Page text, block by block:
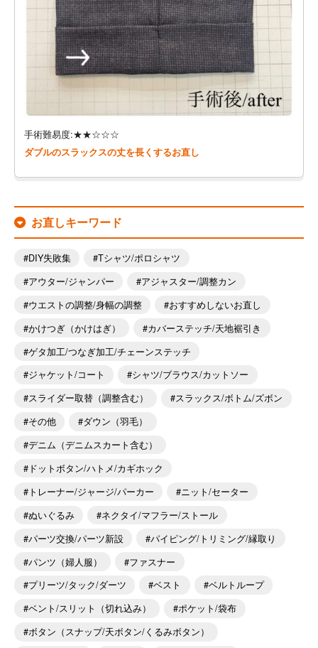
手術難易度:★★☆☆☆
ダブルのスラックスの丈を長くするお直し
お直しキーワード
DIY失敗集
Tシャツ/ポロシャツ
アウター/ジャンパー
アジャスター/調整カン
ウエストの調整/身幅の調整
おすすめしないお直し
かけつぎ（かけはぎ）
カバーステッチ/天地裾引き
ゲタ加工/つなぎ加工/チェーンステッチ
ジャケット/コート
シャツ/ブラウス/カットソー
スライダー取替（調整含む）
スラックス/ボトム/ズボン
その他
ダウン（羽毛）
デニム（デニムスカート含む）
ドットボタン/ハトメ/カギホック
トレーナー/ジャージ/パーカー
ニット/セーター
ぬいぐるみ
ネクタイ/マフラー/ストール
パーツ交換/パーツ新設
パイピング/トリミング/縁取り
パンツ（婦人服）
ファスナー
プリーツ/タック/ダーツ
ベスト
ベルトループ
ベント/スリット（切れ込み）
ポケット/袋布
ボタン（スナップ/天ボタン/くるみボタン）